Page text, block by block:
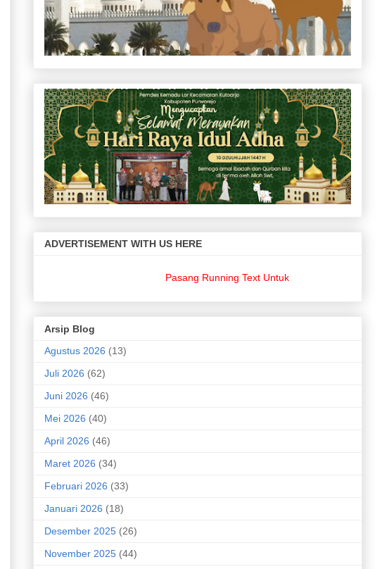
ADVERTISEMENT WITH US HERE
Pasang Running Text Untuk Keperluan Bisnis Anda??
Arsip Blog
Agustus 2026 (13)
Juli 2026 (62)
Juni 2026 (46)
Mei 2026 (40)
April 2026 (46)
Maret 2026 (34)
Februari 2026 (33)
Januari 2026 (18)
Desember 2025 (26)
November 2025 (44)